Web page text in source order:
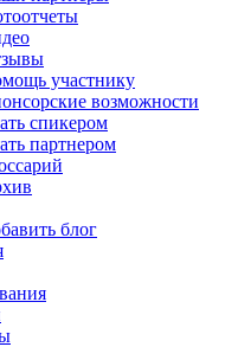
участнику
возможности
спикером
партнером
блог